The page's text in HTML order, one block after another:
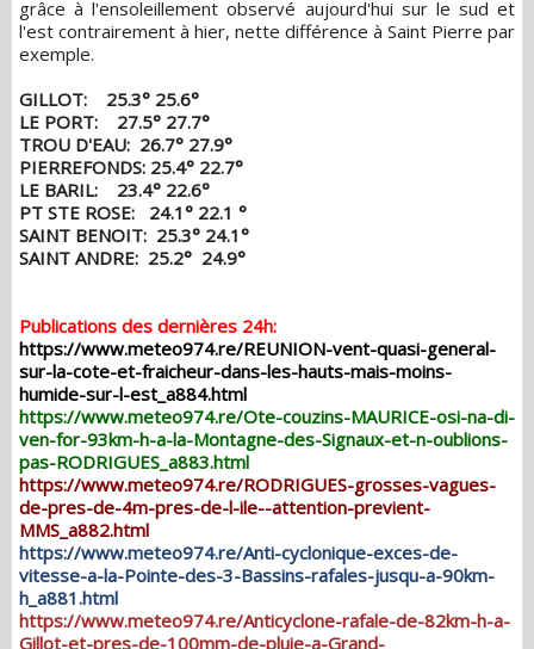
grâce à l'ensoleillement observé aujourd'hui sur le sud et
l'est contrairement à hier, nette différence à Saint Pierre par
exemple.
GILLOT: 25.3° 25.6°
LE PORT: 27.5° 27.7°
TROU D'EAU: 26.7° 27.9°
PIERREFONDS: 25.4° 22.7°
LE BARIL: 23.4° 22.6°
PT STE ROSE: 24.1° 22.1 °
SAINT BENOIT: 25.3° 24.1°
SAINT ANDRE: 25.2° 24.9°
Publications des dernières 24h:
https://www.meteo974.re/REUNION-vent-quasi-general-
sur-la-cote-et-fraicheur-dans-les-hauts-mais-moins-
humide-sur-l-est_a884.html
https://www.meteo974.re/Ote-couzins-MAURICE-osi-na-di-
ven-for-93km-h-a-la-Montagne-des-Signaux-et-n-oublions-
pas-RODRIGUES_a883.html
https://www.meteo974.re/RODRIGUES-grosses-vagues-
de-pres-de-4m-pres-de-l-ile--attention-previent-
MMS_a882.html
https://www.meteo974.re/Anti-cyclonique-exces-de-
vitesse-a-la-Pointe-des-3-Bassins-rafales-jusqu-a-90km-
h_a881.html
https://www.meteo974.re/Anticyclone-rafale-de-82km-h-a-
Gillot-et-pres-de-100mm-de-pluie-a-Grand-